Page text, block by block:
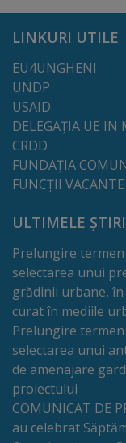
Consilieri
de
Calitate
și
integritate
Servicii
Plăți
LINKURI UTILE
EU4UNGHENI
UNDP
USAID
DELEGAȚIA UE IN
CRDD
FUNDAȚIA
FUNCȚII VACANTE
ULTIMELE ȘTIRI
Prelungire
selectarea unui
grădinii urbane,
curat în mediile
Prelungire
selectarea unui
de amenajare
proiectului
COMUNICAT DE
au celebrat